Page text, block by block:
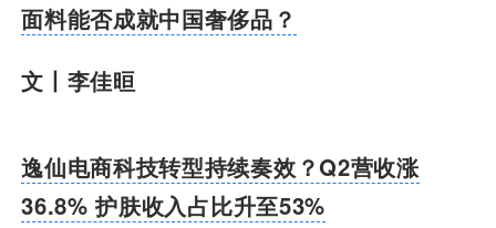
面料能否成就中国奢侈品？
文丨李佳晅
逸仙电商科技转型持续奏效？Q2营收涨
36.8% 护肤收入占比升至53%